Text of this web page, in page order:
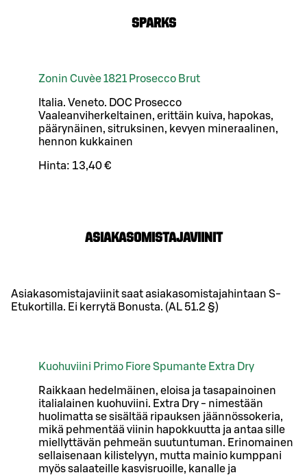
SPARKS
Zonin Cuvèe 1821 Prosecco Brut
Italia. Veneto. DOC Prosecco
Vaaleanviherkeltainen, erittäin kuiva, hapokas,
päärynäinen, sitruksinen, kevyen mineraalinen,
hennon kukkainen
Hinta: 13,40 €
ASIAKASOMISTAJAVIINIT
Asiakasomistajaviinit saat asiakasomistajahintaan S-
Etukortilla. Ei kerrytä Bonusta. (AL 51.2 §)
Kuohuviini Primo Fiore Spumante Extra Dry
Raikkaan hedelmäinen, eloisa ja tasapainoinen
italialainen kuohuviini. Extra Dry - nimestään
huolimatta se sisältää ripauksen jäännössokeria,
mikä pehmentää viinin hapokkuutta ja antaa sille
miellyttävän pehmeän suutuntuman. Erinomainen
sellaisenaan kilistelyyn, mutta mainio kumppani
myös salaateille kasvisruoille, kanalle ja